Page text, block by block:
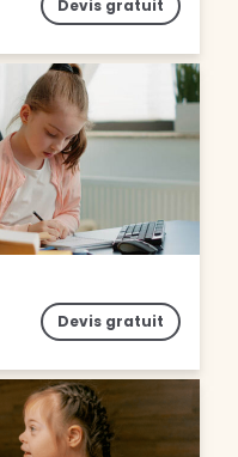
Devis gratuit
Devis gratuit